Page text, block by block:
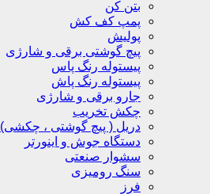
بتن کن
پمپ کف کش
پولیش
پیچ گوشتی برقی و شارژی
پیستوله رنگ پاس
پیستوله رنگ پاش
جارو برقی و شارژی
چکش تخریب
دریل ( پیچ گوشتی ، چکشی)
دستگاه جوش و اینورتر
سشوار صنعتی
سنگ رومیزی
فرز